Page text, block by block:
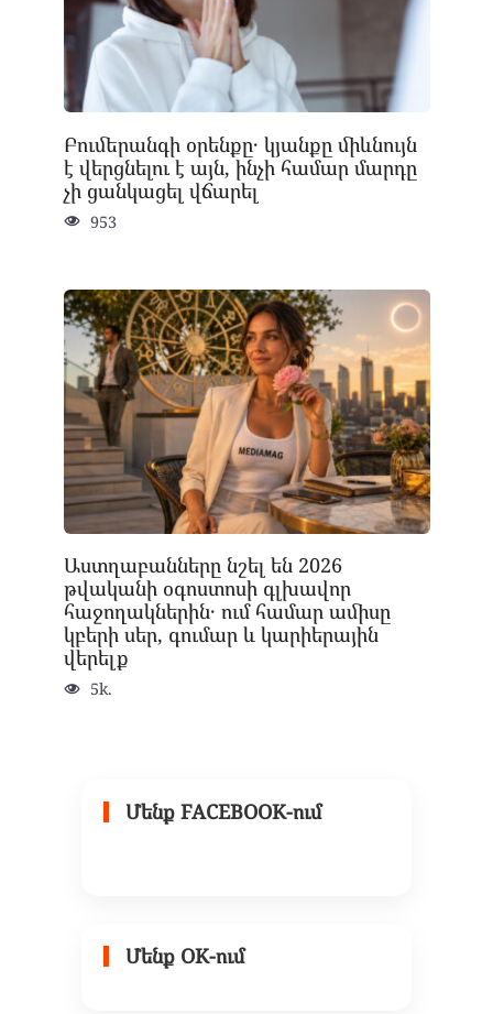
Բումերանգի օրենքը․ կյանքը միևնույն
է վերցնելու է այն, ինչի համար մարդը
չի ցանկացել վճարել
953
Աստղաբանները նշել են 2026
թվականի օգոստոսի գլխավոր
հաջողակներին․ ում համար ամիսը
կբերի սեր, գումար և կարիերային
վերելք
5k.
Մենք FACEBOOK-ում
Մենք OK-ում